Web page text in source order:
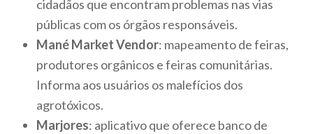
cidadãos que encontram problemas nas vias
públicas com os órgãos responsáveis.
Mané Market Vendor: mapeamento de feiras,
produtores orgânicos e feiras comunitárias.
Informa aos usuários os malefícios dos
agrotóxicos.
Marjores: aplicativo que oferece banco de